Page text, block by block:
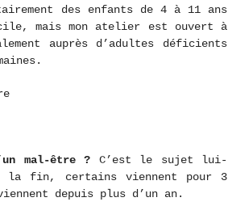
des enfants de 4 à 11 ans
mais mon atelier est ouvert à
auprès d’adultes déficients
mal-être ? C’est le sujet lui-
la fin, certains viennent pour 3
depuis plus d’un an.